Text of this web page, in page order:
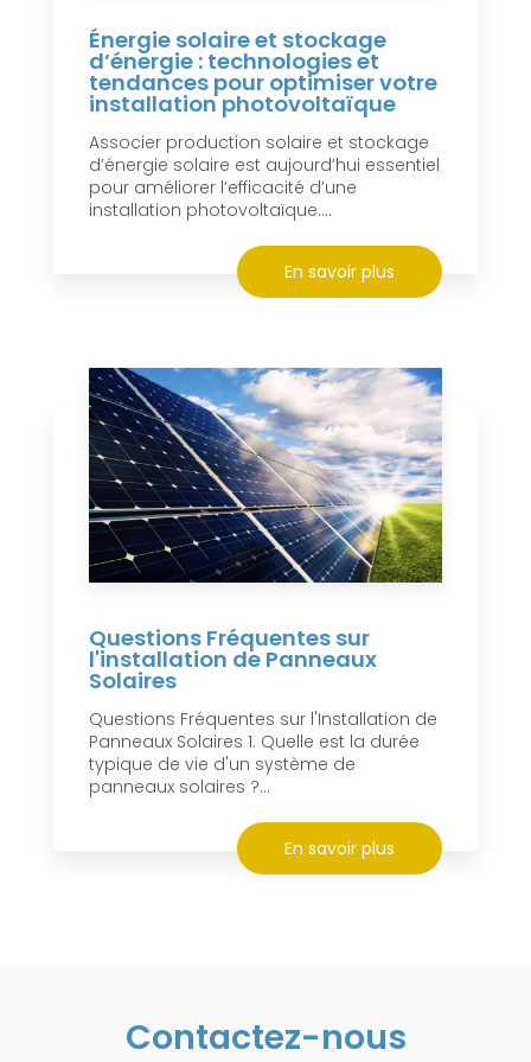
Énergie solaire et stockage
d’énergie : technologies et
tendances pour optimiser votre
installation photovoltaïque
Associer production solaire et stockage
d’énergie solaire est aujourd’hui essentiel
pour améliorer l’efficacité d’une
installation photovoltaïque....
En savoir plus
Questions Fréquentes sur
l'installation de Panneaux
Solaires
Questions Fréquentes sur l'Installation de
Panneaux Solaires 1. Quelle est la durée
typique de vie d'un système de
panneaux solaires ?...
En savoir plus
Contactez-nous